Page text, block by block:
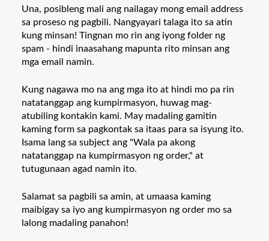
Una, posibleng mali ang nailagay mong email address
sa proseso ng pagbili. Nangyayari talaga ito sa atin
kung minsan! Tingnan mo rin ang iyong folder ng
spam - hindi inaasahang mapunta rito minsan ang
mga email namin.
Kung nagawa mo na ang mga ito at hindi mo pa rin
natatanggap ang kumpirmasyon, huwag mag-
atubiling kontakin kami. May madaling gamitin
kaming form sa pagkontak sa itaas para sa isyung ito.
Isama lang sa subject ang "Wala pa akong
natatanggap na kumpirmasyon ng order," at
tutugunaan agad namin ito.
Salamat sa pagbili sa amin, at umaasa kaming
maibigay sa iyo ang kumpirmasyon ng order mo sa
lalong madaling panahon!